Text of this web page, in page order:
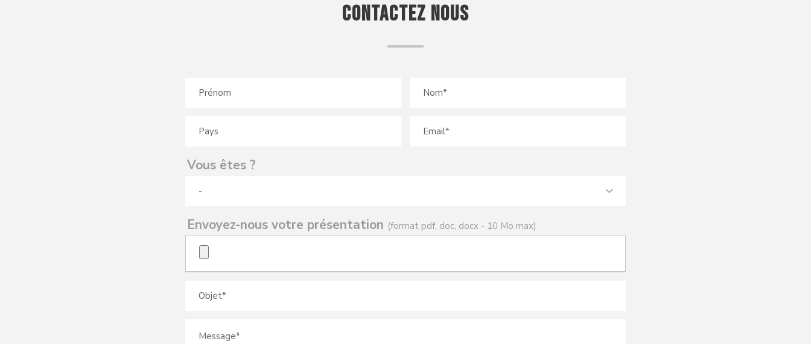
CONTACTEZ NOUS
Vous êtes ?
Envoyez-nous votre présentation (format pdf, doc, docx - 10 Mo max)